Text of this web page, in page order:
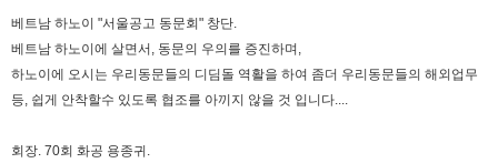
베트남 하노이 "서울공고 동문회" 창단.
베트남 하노이에 살면서, 동문의 우의를 증진하며,
하노이에 오시는 우리동문들의 디딤돌 역활을 하여 좀더 우리동문들의 해외업무
등, 쉽게 안착할수 있도록 협조를 아끼지 않을 것 입니다....
회장. 70회 화공 용종귀.